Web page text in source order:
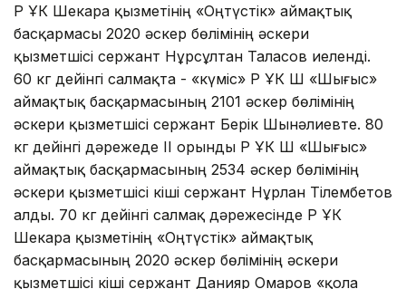
ҚР ҰҚК Шекара қызметінің «Оңтүстік» аймақтық
басқармасы 2020 әскер бөлімінің әскери
қызметшісі сержант Нұрсұлтан Таласов иеленді.
60 кг дейінгі салмақта - «күміс» ҚР ҰҚК ШҚ «Шығыс»
аймақтық басқармасының 2101 әскер бөлімінің
әскери қызметшісі сержант Берік Шынәлиевте. 80
кг дейінгі дәрежеде II орынды ҚР ҰҚК ШҚ «Шығыс»
аймақтық басқармасының 2534 әскер бөлімінің
әскери қызметшісі кіші сержант Нұрлан Тілембетов
алды. 70 кг дейінгі салмақ дәрежесінде ҚР ҰҚК
Шекара қызметінің «Оңтүстік» аймақтық
басқармасының 2020 әскер бөлімінің әскери
қызметшісі кіші сержант Данияр Омаров «қола